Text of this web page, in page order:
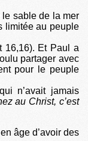
sable de la mer
limitée au peuple
16,16). Et Paul a
partager avec
pour le peuple
n’avait jamais
au Christ, c’est
âge d’avoir des